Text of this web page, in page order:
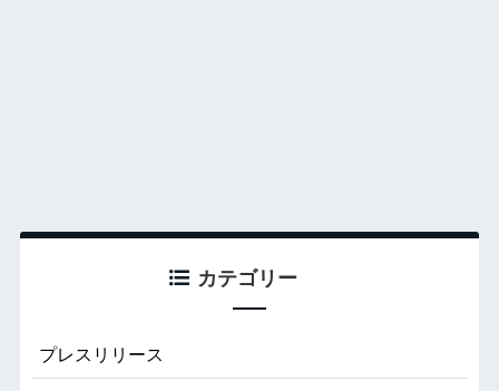
カテゴリー
プレスリリース